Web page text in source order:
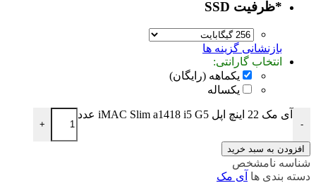
*ظرفیت SSD
بازنشانی گزینه ها
انتخاب گارانتی:
یکماهه (رایگان)
یکساله
-
آی مک 22 اینچ اپل iMAC Slim a1418 i5 G5 عدد
+
افزودن به سبد خرید
شناسه نامشخص
دسته بندی ها آی مک